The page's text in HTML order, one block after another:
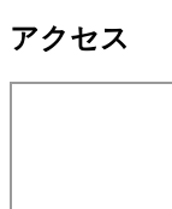
アクセス